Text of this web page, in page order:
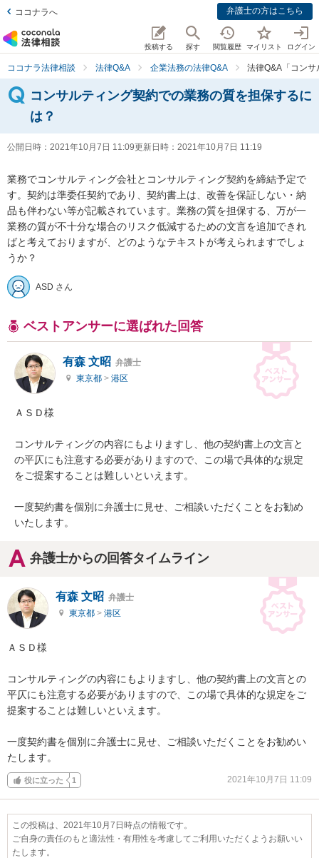
ココナラへ 弁護士の方はこちら
投稿する 探す 閲覧履歴 マイリスト ログイン
ココナラ法律相談 法律Q&A 企業法務の法律Q&A 法律Q&A「コン
コンサルティング契約での業務の質を担保するに
は？
公開日時： 2021年10月7日 11:09更新日時： 2021年10月7日 11:19
業務でコンサルティング会社とコンサルティング契約を締結予定で
す。契約は準委任契約であり、契約書上は、改善を保証しない・納
品も伴わない等が記載されています。業務の質を担保する、万が一
業務の質が不十分な場合のリスク低減するための文言を追加できれ
ばと考えておりますが、どのようなテキストが考えられますでしょ
うか？
ASD さん
ベストアンサーに選ばれた回答
有森 文昭 弁護士
東京都 > 港区
ＡＳＤ様
コンサルティングの内容にもよりますし、他の契約書上の文言と
の平仄にも注意する必要がありますので、この場で具体的な規定
をご提案することは難しいといえます。
一度契約書を個別に弁護士に見せ、ご相談いただくことをお勧め
いたします。
弁護士からの回答タイムライン
有森 文昭 弁護士
東京都 > 港区
ＡＳＤ様
コンサルティングの内容にもよりますし、他の契約書上の文言との
平仄にも注意する必要がありますので、この場で具体的な規定をご
提案することは難しいといえます。
一度契約書を個別に弁護士に見せ、ご相談いただくことをお勧めい
たします。
役に立った 1 2021年10月7日 11:09
この投稿は、2021年10月7日時点の情報です。
ご自身の責任のもと適法性・有用性を考慮してご利用いただくようお願いい
たします。